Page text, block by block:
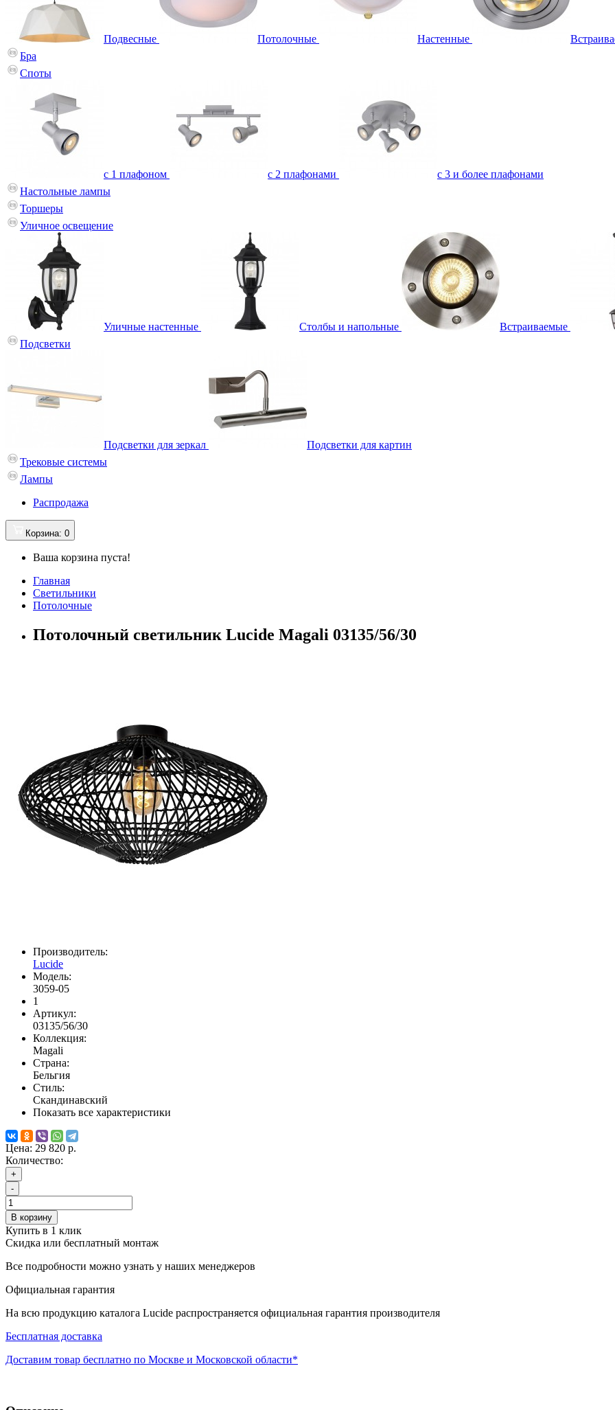
Подвесные Потолочные Настенные
Бра
Споты
с 1 плафоном с 2 плафонами
с 3 и более плафонами
Настольные лампы
Торшеры
Уличное освещение
Уличные настенные Столбы и напольные Встраиваемые
Подсветки
Подсветки для зеркал
Подсветки для картин
Трековые системы
Лампы
Распродажа
Корзина: 0
Ваша корзина пуста!
Главная
Светильники
Потолочные
Потолочный светильник Lucide Magali 03135/56/30
Производитель:
Lucide
Модель:
3059-05
1
Артикул:
03135/56/30
Коллекция:
Magali
Страна:
Бельгия
Стиль:
Скандинавский
Показать все характеристики
Цена: 29 820 р.
Количество:
+
-
В корзину
Купить в 1 клик
Скидка или бесплатный монтаж
Все подробности можно узнать у наших менеджеров
Официальная гарантия
На всю продукцию каталога Lucide распространяется официальная гарантия производителя
Бесплатная доставка
Доставим товар бесплатно по Москве и Московской области*